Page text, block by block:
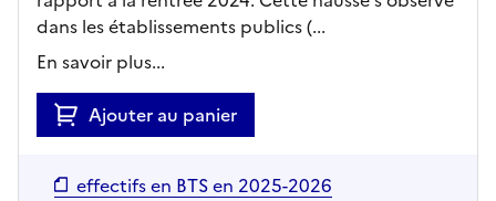
dans les établissements publics (...
En savoir plus...
Ajouter au panier
effectifs en BTS en 2025-2026